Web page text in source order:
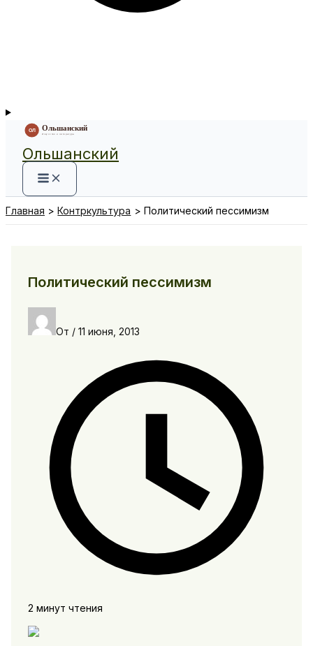
Ольшанский
Главная Контркультура Политический пессимизм
Политический пессимизм
От / 11 июня, 2013
2 минут чтения